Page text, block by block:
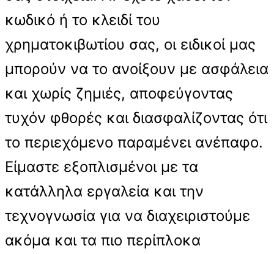
κωδικό ή το κλειδί του
χρηματοκιβωτίου σας, οι ειδικοί μας
μπορούν να το ανοίξουν με ασφάλεια
και χωρίς ζημιές, αποφεύγοντας
τυχόν φθορές και διασφαλίζοντας ότι
το περιεχόμενο παραμένει ανέπαφο.
Είμαστε εξοπλισμένοι με τα
κατάλληλα εργαλεία και την
τεχνογνωσία για να διαχειριστούμε
ακόμα και τα πιο περίπλοκα